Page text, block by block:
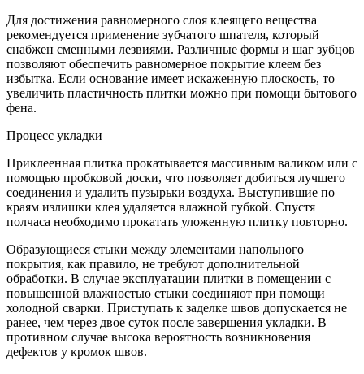
Для достижения равномерного слоя клеящего вещества
рекомендуется применение зубчатого шпателя, который
снабжен сменными лезвиями. Различные формы и шаг зубцов
позволяют обеспечить равномерное покрытие клеем без
избытка. Если основание имеет искаженную плоскость, то
увеличить пластичность плитки можно при помощи бытового
фена.
Процесс укладки
Приклеенная плитка прокатывается массивным валиком или с
помощью пробковой доски, что позволяет добиться лучшего
соединения и удалить пузырьки воздуха. Выступившие по
краям излишки клея удаляется влажной губкой. Спустя
полчаса необходимо прокатать уложенную плитку повторно.
Образующиеся стыки между элементами напольного
покрытия, как правило, не требуют дополнительной
обработки. В случае эксплуатации плитки в помещении с
повышенной влажностью стыки соединяют при помощи
холодной сварки. Приступать к заделке швов допускается не
ранее, чем через двое суток после завершения укладки. В
противном случае высока вероятность возникновения
дефектов у кромок швов.